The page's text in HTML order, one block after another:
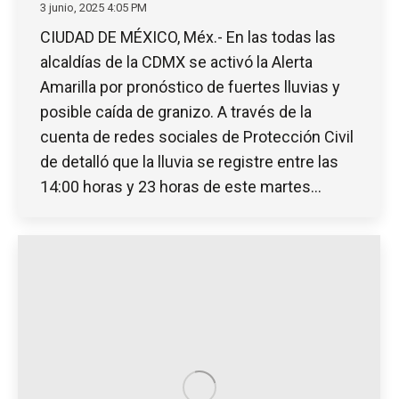
3 junio, 2025 4:05 PM
CIUDAD DE MÉXICO, Méx.- En las todas las
alcaldías de la CDMX se activó la Alerta
Amarilla por pronóstico de fuertes lluvias y
posible caída de granizo. A través de la
cuenta de redes sociales de Protección Civil
de detalló que la lluvia se registre entre las
14:00 horas y 23 horas de este martes…